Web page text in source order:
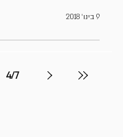
9 בינו׳ 2018
4/7